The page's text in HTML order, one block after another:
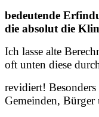
bedeutende
die absolut die
Ich lasse alte
oft unten diese
revidiert!
Gemeinden, Bürger